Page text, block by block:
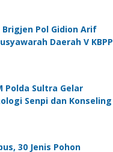
Pol Gidion Arif
Daerah V KBPP
Polda Sultra Gelar
Senpi dan Konseling
30 Jenis Pohon